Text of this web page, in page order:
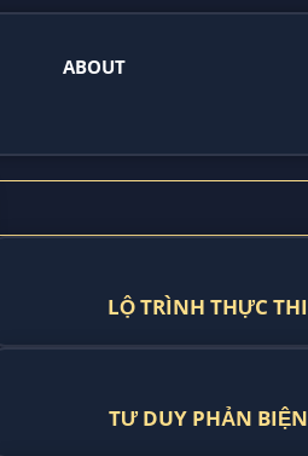
ABOUT
LỘ TRÌNH THỰC THI
TƯ DUY PHẢN BIỆN